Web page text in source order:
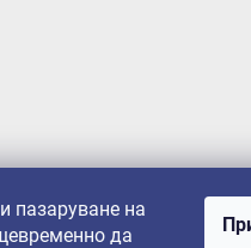
пазаруване на
да